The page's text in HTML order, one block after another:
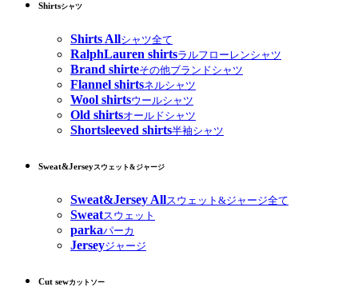
Shirtsシャツ
Shirts Allシャツ全て
RalphLauren shirtsラルフローレンシャツ
Brand shirteその他ブランドシャツ
Flannel shirtsネルシャツ
Wool shirtsウールシャツ
Old shirtsオールドシャツ
Shortsleeved shirts半袖シャツ
Sweat&Jerseyスウェット&ジャージ
Sweat&Jersey Allスウェット&ジャージ全て
Sweatスウェット
parkaパーカ
Jerseyジャージ
Cut sewカットソー